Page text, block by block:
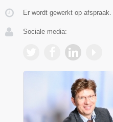
Er wordt gewerkt op afspraak.
Sociale media: